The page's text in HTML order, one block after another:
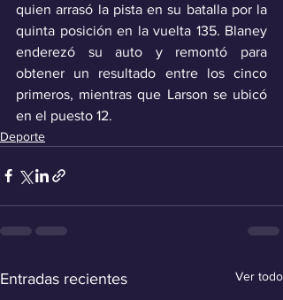
quien arrasó la pista en su batalla por la
quinta posición en la vuelta 135. Blaney
enderezó su auto y remontó para
obtener un resultado entre los cinco
primeros, mientras que Larson se ubicó
en el puesto 12.
Deporte
Entradas recientes Ver todo